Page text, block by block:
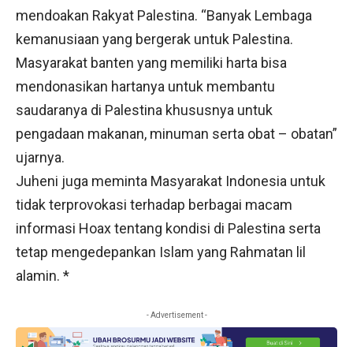
mendoakan Rakyat Palestina. “Banyak Lembaga
kemanusiaan yang bergerak untuk Palestina.
Masyarakat banten yang memiliki harta bisa
mendonasikan hartanya untuk membantu
saudaranya di Palestina khususnya untuk
pengadaan makanan, minuman serta obat – obatan”
ujarnya.
Juheni juga meminta Masyarakat Indonesia untuk
tidak terprovokasi terhadap berbagai macam
informasi Hoax tentang kondisi di Palestina serta
tetap mengedepankan Islam yang Rahmatan lil
alamin. *
- Advertisement -